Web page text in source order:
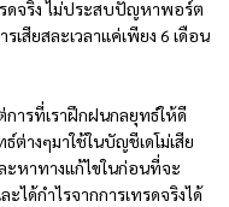
ดจริง ไม่ประสบปัญหาพอร์ต
สียสละเวลาแค่เพียง 6 เดือน
ารที่เราฝึกฝนกลยุทธ์ให้ดี
ต่างๆมาใช้ในบัญชีเดโม่เสีย
ะหาทางแก้ไขในก่อนที่จะ
ได้กำไรจากการเทรดจริงได้